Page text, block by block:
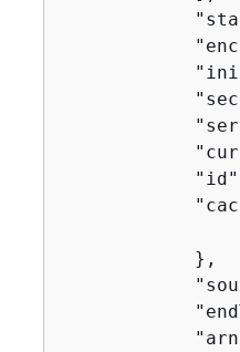
            },